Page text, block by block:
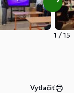
1 /15
Vytlačiť